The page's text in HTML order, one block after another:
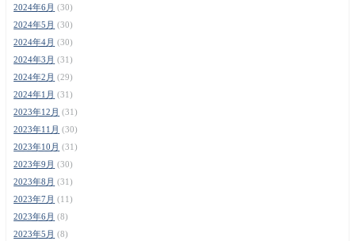
2024年6月 (30)
2024年5月 (30)
2024年4月 (30)
2024年3月 (31)
2024年2月 (29)
2024年1月 (31)
2023年12月 (31)
2023年11月 (30)
2023年10月 (31)
2023年9月 (30)
2023年8月 (31)
2023年7月 (11)
2023年6月 (8)
2023年5月 (8)